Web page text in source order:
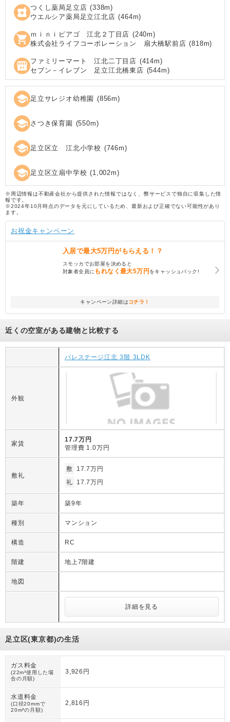
local_pharmacy つくし薬局足立店 (338m)
ウエルシア薬局足立江北店 (464m)
shopping_cart ｍｉｎｉピアゴ 江北２丁目店 (240m)
株式会社ライフコーポレーション 扇大橋駅前店 (818m)
local_convenience_store ファミリーマート 江北二丁目店 (414m)
セブン－イレブン 足立江北橋東店 (544m)
school 足立サレジオ幼稚園 (856m)
school さつき保育園 (550m)
school 足立区立 江北小学校 (746m)
school 足立区立扇中学校 (1,002m)
※周辺情報は不動産会社から提供された情報ではなく、弊サービスで独自に収集した情
報です。
※2024年10月時点のデータを元にしているため、最新および正確でない可能性があり
ます。
お祝金キャンペーン
入居で最大5万円がもらえる！？
スモッカでお部屋を決めると
対象者全員に もれなく最大5万円 をキャッシュバック!
キャンペーン詳細はコチラ！
近くの空室がある建物と比較する
パレステージ江北 3階 3LDK
外観
家賃
17.7万円
管理費 1.0万円
敷礼
敷
17.7万円
礼
17.7万円
築年 築9年
種別 マンション
構造 RC
階建 地上7階建
地図
詳細を見る
足立区(東京都)の生活
ガス料金
(22m³使用した場
合の月額)
3,926円
水道料金
(口径20mmで
20m³の月額)
2,816円